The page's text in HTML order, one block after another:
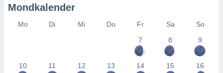
durch
Mondkalender
Mo Di Mi Do Fr Sa
So
7
8 9
10 11 12 13 14 15 16